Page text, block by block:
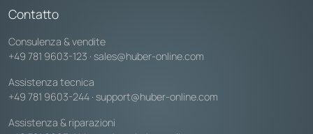
Contatto
Consulenza & vendite
+49 781 9603-123 · sales@huber-online.com
Assistenza tecnica
+49 781 9603-244 · support@huber-online.com
Assistenza & riparazioni